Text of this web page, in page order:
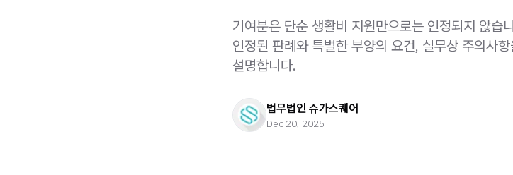
기여분은 단순 생활비 지원만으로는 인정되지 않습
인정된 판례와 특별한 부양의 요건, 실무상 주의사
설명합니다.
법무법인 슈가스퀘어
Dec 20, 2025